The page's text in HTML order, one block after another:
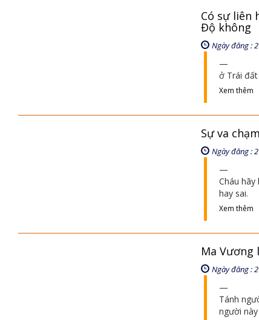
Có sự liên
Độ không
Ngày đăng :
ở Trái
Xem thêm
Sự va
Ngày đăng :
Cháu
hay sai.
Xem thêm
Ma Vương
Ngày đăng :
Tánh
người